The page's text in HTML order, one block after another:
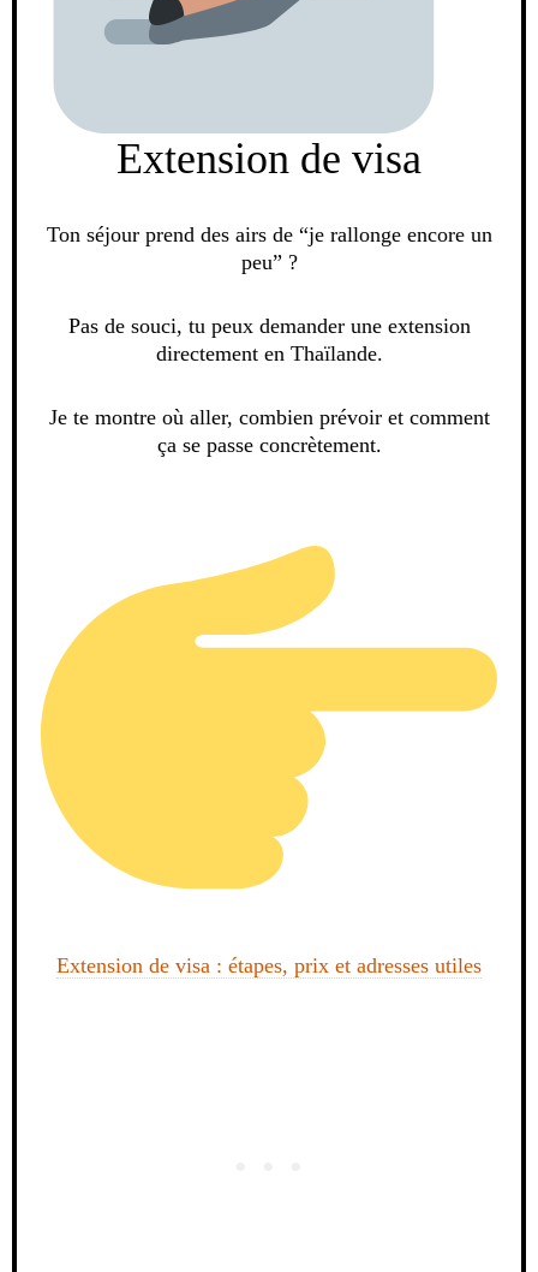
Extension de visa
Ton séjour prend des airs de “je rallonge encore un
peu” ?
Pas de souci, tu peux demander une extension
directement en Thaïlande.
Je te montre où aller, combien prévoir et comment
ça se passe concrètement.
Extension de visa : étapes, prix et adresses utiles